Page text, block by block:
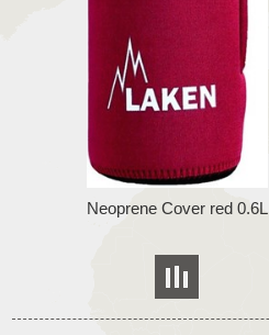
Neoprene Cover red 0.6L